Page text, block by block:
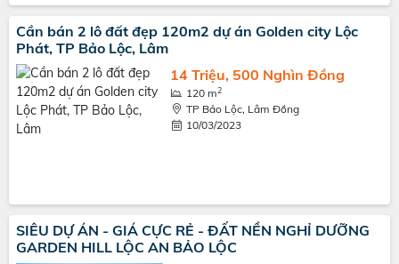
Cần bán 2 lô đất đẹp 120m2 dự án Golden city Lộc
Phát, TP Bảo Lộc, Lâm
14 Triệu, 500 Nghìn Đồng
120 m2
TP Bảo Lộc, Lâm Đồng
10/03/2023
SIÊU DỰ ÁN - GIÁ CỰC RẺ - ĐẤT NỀN NGHỈ DƯỠNG
GARDEN HILL LỘC AN BẢO LỘC